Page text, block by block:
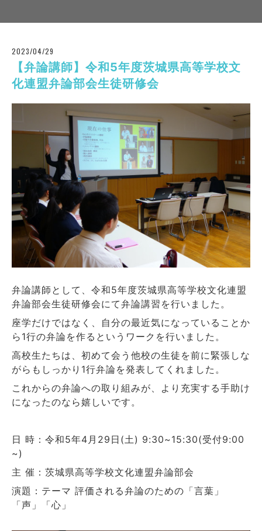
2023/04/29
【弁論講師】令和5年度茨城県高等学校文
化連盟弁論部会生徒研修会
弁論講師として、令和5年度茨城県高等学校文化連盟
弁論部会生徒研修会にて弁論講習を行いました。
座学だけではなく、自分の最近気になっていることか
ら1行の弁論を作るというワークを行いました。
高校生たちは、初めて会う他校の生徒を前に緊張しな
がらもしっかり1行弁論を発表してくれました。
これからの弁論への取り組みが、より充実する手助け
になったのなら嬉しいです。
日 時：令和5年4月29日(土) 9:30~15:30(受付9:00
~)
主 催：茨城県高等学校文化連盟弁論部会
演題：テーマ 評価される弁論のための「言葉」
「声」「心」